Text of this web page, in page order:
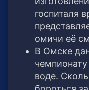
госпиталя
омичи её
В Омске
воде.